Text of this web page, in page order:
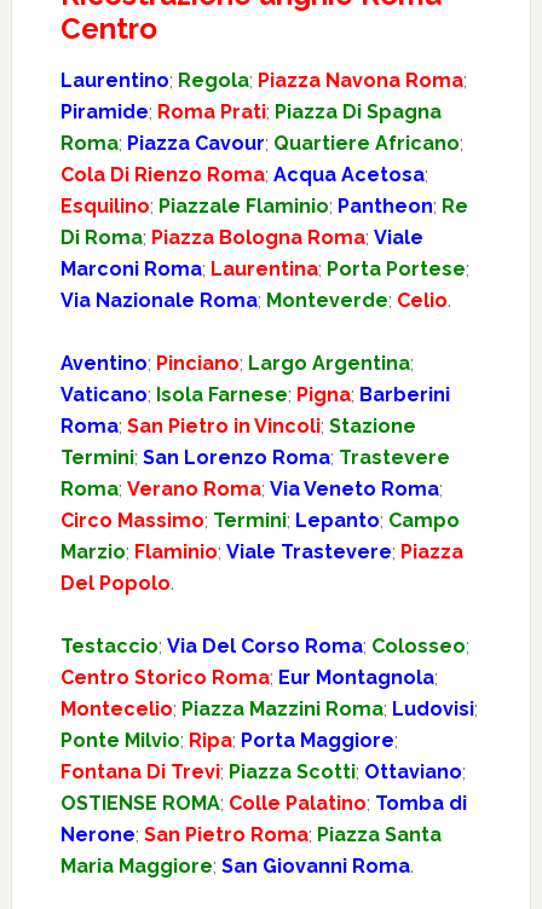
Centro
Laurentino; Regola; Piazza Navona Roma;
Piramide; Roma Prati; Piazza Di Spagna
Roma; Piazza Cavour; Quartiere Africano;
Cola Di Rienzo Roma; Acqua Acetosa;
Esquilino; Piazzale Flaminio; Pantheon; Re
Di Roma; Piazza Bologna Roma; Viale
Marconi Roma; Laurentina; Porta Portese;
Via Nazionale Roma; Monteverde; Celio.
Aventino; Pinciano; Largo Argentina;
Vaticano; Isola Farnese; Pigna; Barberini
Roma; San Pietro in Vincoli; Stazione
Termini; San Lorenzo Roma; Trastevere
Roma; Verano Roma; Via Veneto Roma;
Circo Massimo; Termini; Lepanto; Campo
Marzio; Flaminio; Viale Trastevere; Piazza
Del Popolo.
Testaccio; Via Del Corso Roma; Colosseo;
Centro Storico Roma; Eur Montagnola;
Montecelio; Piazza Mazzini Roma; Ludovisi;
Ponte Milvio; Ripa; Porta Maggiore;
Fontana Di Trevi; Piazza Scotti; Ottaviano;
OSTIENSE ROMA; Colle Palatino; Tomba di
Nerone; San Pietro Roma; Piazza Santa
Maria Maggiore; San Giovanni Roma.